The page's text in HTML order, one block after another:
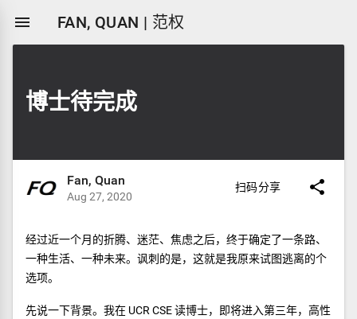
 FAN, QUAN | 范权
博士待完成
扫码分享 
Fan, Quan
Aug 27, 2020
经过近一个月的折腾、迷茫、焦虑之后，终于确定了一条路、
一种生活、一种未来。讽刺的是，这就是我原来试图逃离的个
选项。
先说一下背景。我在 UCR CSE 读博士，即将进入第三年，高性